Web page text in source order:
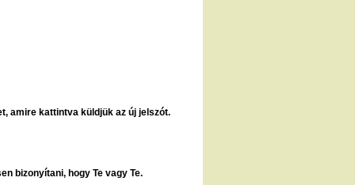
amire kattintva küldjük az új jelszót.
bizonyítani, hogy Te vagy Te.